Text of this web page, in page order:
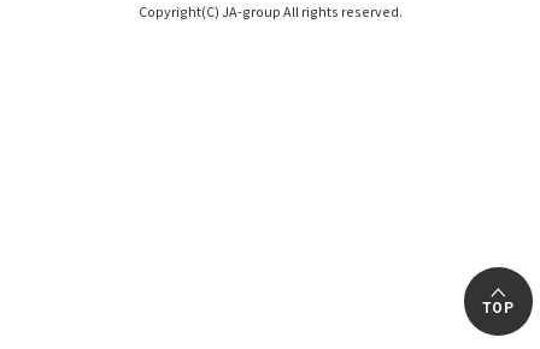
Copyright(C) JA-group All rights reserved.
TOP